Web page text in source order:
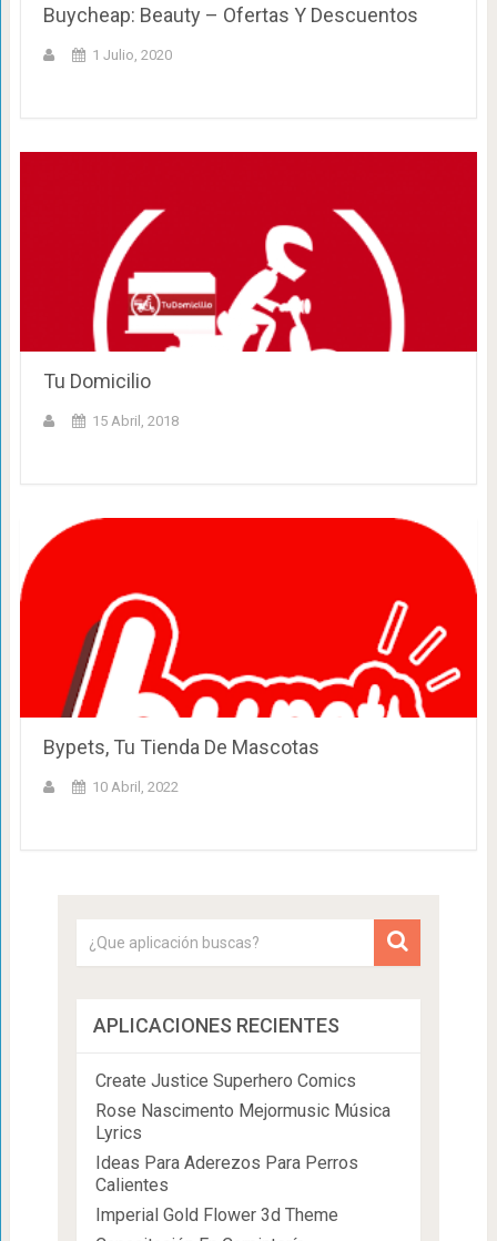
Buycheap: Beauty – Ofertas Y Descuentos
1 Julio, 2020
Tu Domicilio
15 Abril, 2018
Bypets, Tu Tienda De Mascotas
10 Abril, 2022
APLICACIONES RECIENTES
Create Justice Superhero Comics
Rose Nascimento Mejormusic Música
Lyrics
Ideas Para Aderezos Para Perros
Calientes
Imperial Gold Flower 3d Theme